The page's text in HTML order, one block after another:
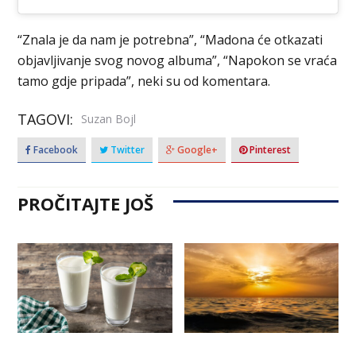
“Znala je da nam je potrebna”, “Madona će otkazati
objavljivanje svog novog albuma”, “Napokon se vraća
tamo gdje pripada”, neki su od komentara.
TAGOVI: Suzan Bojl
Facebook Twitter Google+ Pinterest
PROČITAJTE JOŠ